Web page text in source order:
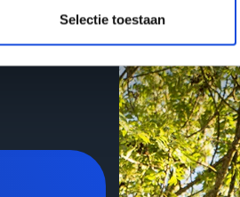
Selectie toestaan